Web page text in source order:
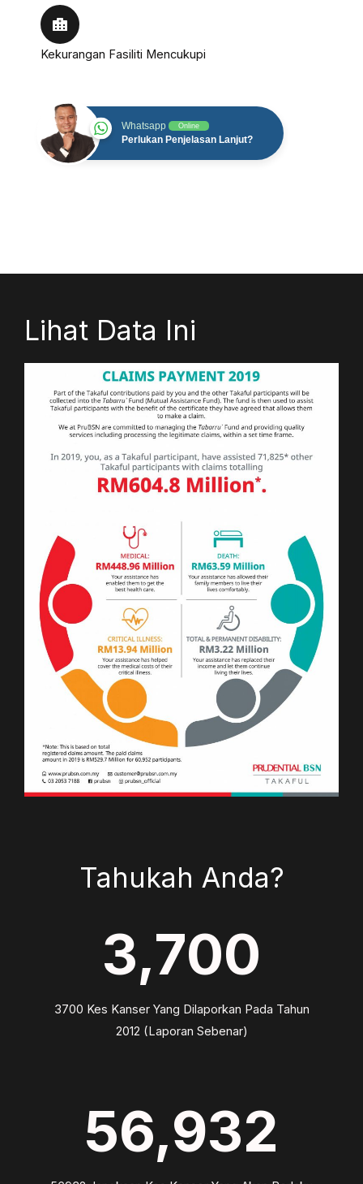
Kekurangan Fasiliti Mencukupi
Whatsapp Online
Perlukan Penjelasan Lanjut?
Lihat Data Ini
Tahukah Anda?
3,700
3700 Kes Kanser Yang Dilaporkan Pada Tahun
2012 (Laporan Sebenar)
56,932